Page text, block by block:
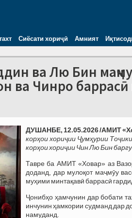
Сиёсати хориҷӣ Амният
ва Лю Бин
ва Чинро
ДУШАНБЕ, 12.05.2026 /АМИТ
корҳои хориҷии Ҷумҳурии
корҳои хориҷии Чин Лю Бин
Тавре ба АМИТ «Ховар» аз
доданд, дар мулоқот маҷмӯу
муҳими минтақавӣ баррасӣ
Ҷонибҳо ҳамчунин дар бобати
инчунин ҳамкории судманд дар
намуданд.